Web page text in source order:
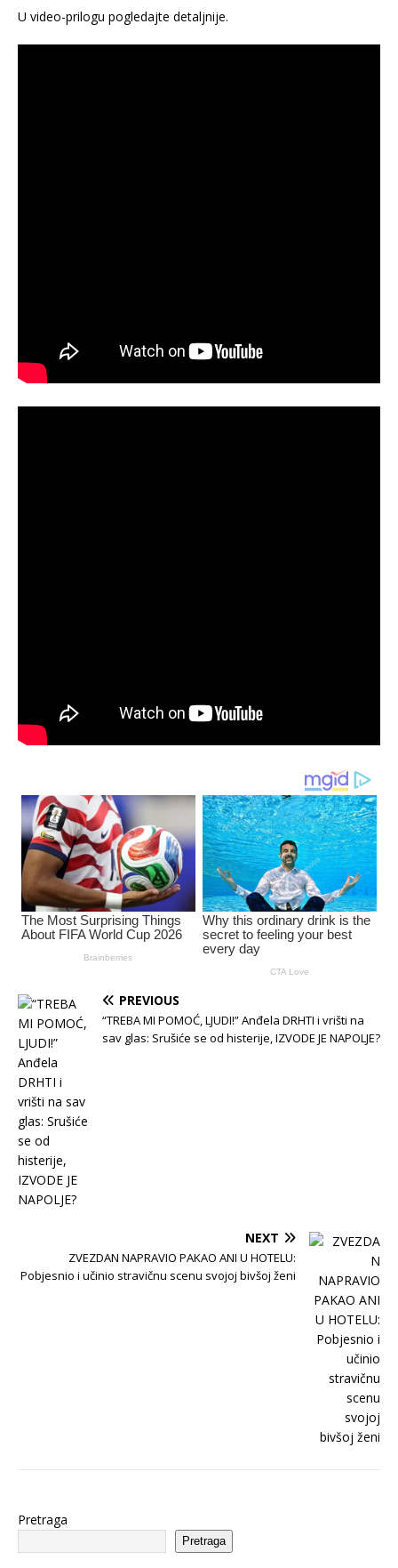
U video-prilogu pogledajte detaljnije.
PREVIOUS
“TREBA MI POMOĆ, LJUDI!” Anđela DRHTI i vrišti na
sav glas: Srušiće se od histerije, IZVODE JE NAPOLJE?
NEXT
ZVEZDAN NAPRAVIO PAKAO ANI U HOTELU:
Pobjesnio i učinio stravičnu scenu svojoj bivšoj ženi
Pretraga
Pretraga